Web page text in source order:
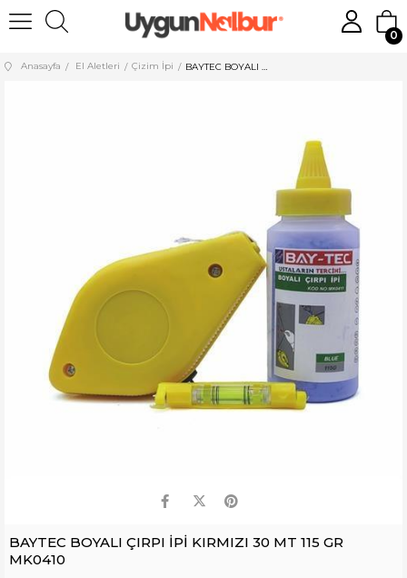
0
Anasayfa El Aletleri Çizim İpi
BAYTEC BOYALI ÇIRPI İPİ KIRMIZI 30 MT 115 GR
MK0410